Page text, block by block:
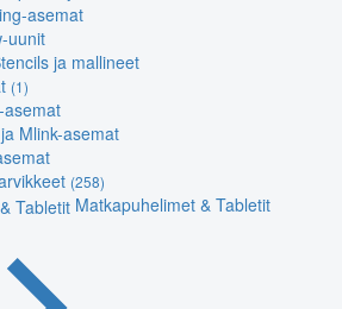
asemat
uunit
ja mallineet
(1)
asemat
Mlink-asemat
(258)
Matkapuhelimet & Tabletit